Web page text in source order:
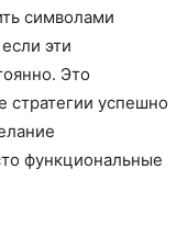
символами
эти
Это
стратегии успешно
функциональные